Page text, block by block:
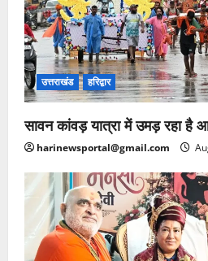
उत्तराखंड हरिद्वार
सावन कांवड़ यात्रा में उमड़ रहा है
harinewsportal@gmail.com